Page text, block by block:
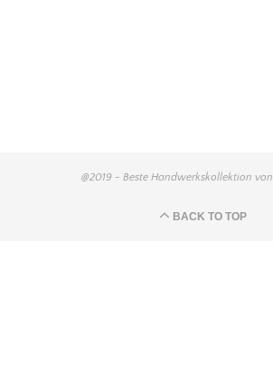
@2019 - Beste Handwerkskollektion von
BACK TO TOP